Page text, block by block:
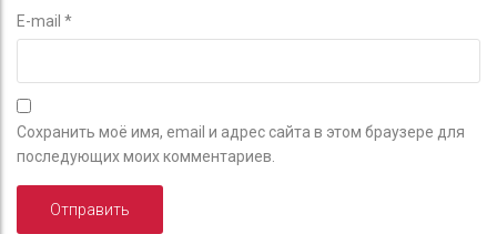
E-mail *
Сохранить моё имя, email и адрес сайта в этом браузере для
последующих моих комментариев.